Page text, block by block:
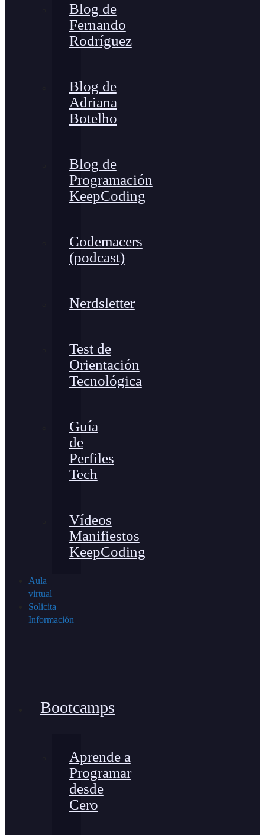
Blog de
Fernando
Rodríguez
Blog de
Adriana
Botelho
Blog de
Programación
KeepCoding
Codemacers
(podcast)
Nerdsletter
Test de
Orientación
Tecnológica
Guía
de
Perfiles
Tech
Vídeos
Manifiestos
KeepCoding
Aula
virtual
Solicita
Información
Bootcamps
Aprende a
Programar
desde
Cero